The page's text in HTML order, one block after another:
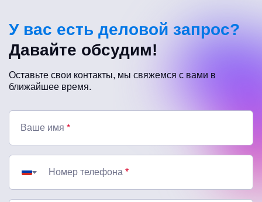
У вас есть деловой запрос?
Давайте обсудим!
Оставьте свои контакты, мы свяжемся с вами в
ближайшее время.
Ваше имя *
Номер телефона *